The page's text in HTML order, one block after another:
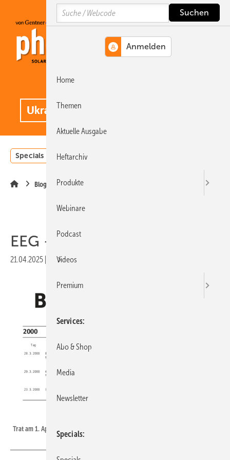
Hauptinhalt
Hauptmenü
SiteSearch
Specials Einstrahlungsatlas
Blog
EEG – die ersten 25 Jahre
21.04.2025 Druckvorschau
Trat am 1. April 2000 in Kraft: das EEG.
Search
Home
Themen
Aktuelle Ausgabe
Heftarchiv
Produkte
Webinare
Podcast
Videos
Premium
Services
Abo & Shop
Media
Newsletter
Specials